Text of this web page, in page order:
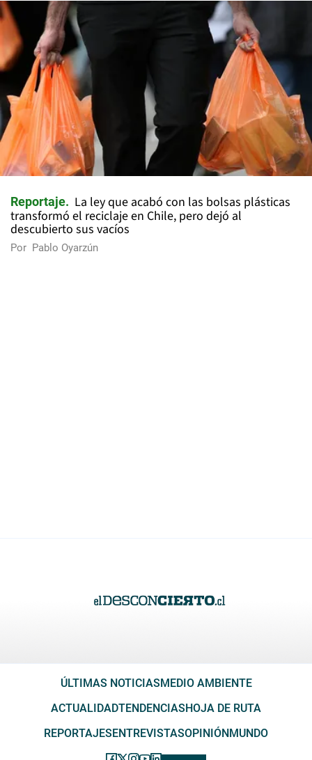
Reportaje
La ley que acabó con las bolsas plásticas
transformó el reciclaje en Chile, pero dejó al
descubierto sus vacíos
Por Pablo Oyarzún
ÚLTIMAS NOTICIASMEDIO AMBIENTE
ACTUALIDADTENDENCIASHOJA DE RUTA
REPORTAJESENTREVISTASOPINIÓNMUNDO